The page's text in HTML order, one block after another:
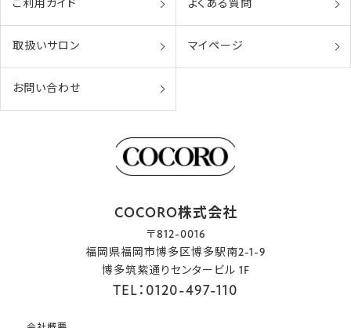
ご利用ガイド よくある質問
取扱いサロン マイページ
お問い合わせ
COCORO株式会社
〒812-0016
福岡県福岡市博多区博多駅南2-1-9
博多筑紫通りセンタービル 1F
TEL：0120-497-110